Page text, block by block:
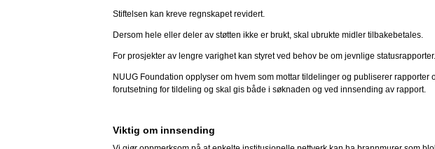
Stiftelsen kan kreve regnskapet revidert.
Dersom hele eller deler av støtten ikke er brukt, skal ubrukte midler tilbakebetales.
For prosjekter av lengre varighet kan styret ved behov be om jevnlige statusrapporter.
NUUG Foundation opplyser om hvem som mottar tildelinger og publiserer
forutsetning for tildeling og skal gis både i søknaden og ved innsending av rapport.
Viktig om innsending